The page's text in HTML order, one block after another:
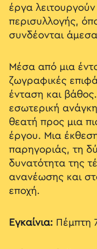
έργα
περισυλλογής,
συνδέονται
Μέσα από μια
ζωγραφικές
ένταση και
εσωτερική
θεατή προς μια
έργου. Μια
παρηγοριάς, τη
δυνατότητα της
ανανέωσης και
εποχή.
Εγκαίνια: Πέμπτη